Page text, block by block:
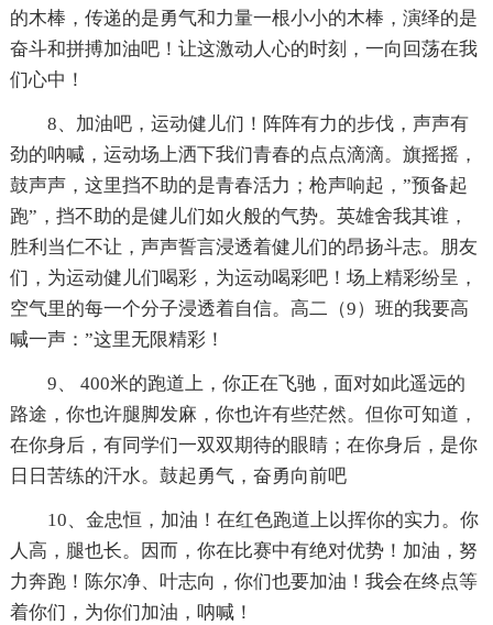
的木棒，传递的是勇气和力量一根小小的木棒，演绎的是
奋斗和拼搏加油吧！让这激动人心的时刻，一向回荡在我
们心中！
8、加油吧，运动健儿们！阵阵有力的步伐，声声有
劲的呐喊，运动场上洒下我们青春的点点滴滴。旗摇摇，
鼓声声，这里挡不助的是青春活力；枪声响起，”预备起
跑”，挡不助的是健儿们如火般的气势。英雄舍我其谁，
胜利当仁不让，声声誓言浸透着健儿们的昂扬斗志。朋友
们，为运动健儿们喝彩，为运动喝彩吧！场上精彩纷呈，
空气里的每一个分子浸透着自信。高二（9）班的我要高
喊一声：”这里无限精彩！
9、 400米的跑道上，你正在飞驰，面对如此遥远的
路途，你也许腿脚发麻，你也许有些茫然。但你可知道，
在你身后，有同学们一双双期待的眼睛；在你身后，是你
日日苦练的汗水。鼓起勇气，奋勇向前吧
10、金忠恒，加油！在红色跑道上以挥你的实力。你
人高，腿也长。因而，你在比赛中有绝对优势！加油，努
力奔跑！陈尔净、叶志向，你们也要加油！我会在终点等
着你们，为你们加油，呐喊！